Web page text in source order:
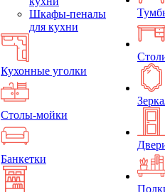
Шкафы-пеналы
для кухни
Кухонные уголки
Столы-мойки
Банкетки